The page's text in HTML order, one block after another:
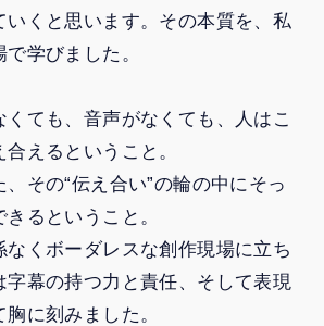
いくと思います。その本質を、私
学びました。
ても、音声がなくても、人はこ
えるということ。
その“伝え合い”の輪の中にそっ
るということ。
なくボーダレスな創作現場に立ち
字幕の持つ力と責任、そして表現
に刻みました。